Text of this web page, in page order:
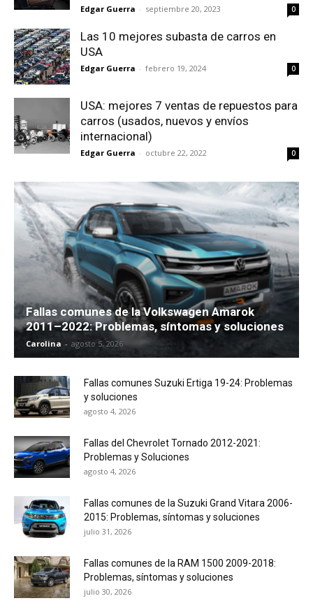
Edgar Guerra - septiembre 20, 2023 0
Las 10 mejores subasta de carros en
USA
Edgar Guerra - febrero 19, 2024 0
USA: mejores 7 ventas de repuestos para
carros (usados, nuevos y envíos
internacional)
Edgar Guerra - octubre 22, 2022 0
Fallas comunes de la Volkswagen Amarok
2011–2022: Problemas, síntomas y soluciones
Carolina - agosto 5, 2026
Fallas comunes Suzuki Ertiga 19-24: Problemas
y soluciones
agosto 4, 2026
Fallas del Chevrolet Tornado 2012-2021:
Problemas y Soluciones
agosto 4, 2026
Fallas comunes de la Suzuki Grand Vitara 2006-
2015: Problemas, síntomas y soluciones
julio 31, 2026
Fallas comunes de la RAM 1500 2009-2018:
Problemas, síntomas y soluciones
julio 30, 2026